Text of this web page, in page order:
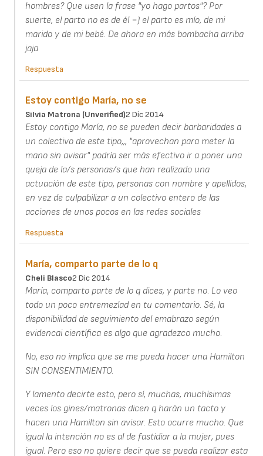
hombres? Que usen la frase "yo hago partos"? Por
suerte, el parto no es de él =) el parto es mío, de mi
marido y de mi bebé. De ahora en más bombacha arriba
jaja
Respuesta
Estoy contigo María, no se
Silvia Matrona (unverified)2 Dic 2014
Estoy contigo María, no se pueden decir barbaridades a
un colectivo de este tipo,,, "aprovechan para meter la
mano sin avisar" podría ser más efectivo ir a poner una
queja de la/s personas/s que han realizado una
actuación de este tipo, personas con nombre y apellidos,
en vez de culpabilizar a un colectivo entero de las
acciones de unos pocos en las redes sociales
Respuesta
María, comparto parte de lo q
Cheli Blasco2 Dic 2014
María, comparto parte de lo q dices, y parte no. Lo veo
todo un poco entremezlad en tu comentario. Sé, la
disponibilidad de seguimiento del emabrazo según
evidencai científica es algo que agradezco mucho.
No, eso no implica que se me pueda hacer una Hamilton
SIN CONSENTIMIENTO.
Y lamento decirte esto, pero sí, muchas, muchísimas
veces los gines/matronas dicen q harán un tacto y
hacen una Hamilton sin avisar. Esto ocurre mucho. Que
igual la intención no es al de fastidiar a la mujer, pues
igual. Pero eso no quiere decir que se pueda realizar esta